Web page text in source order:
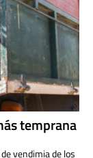
temprana
vendimia de los